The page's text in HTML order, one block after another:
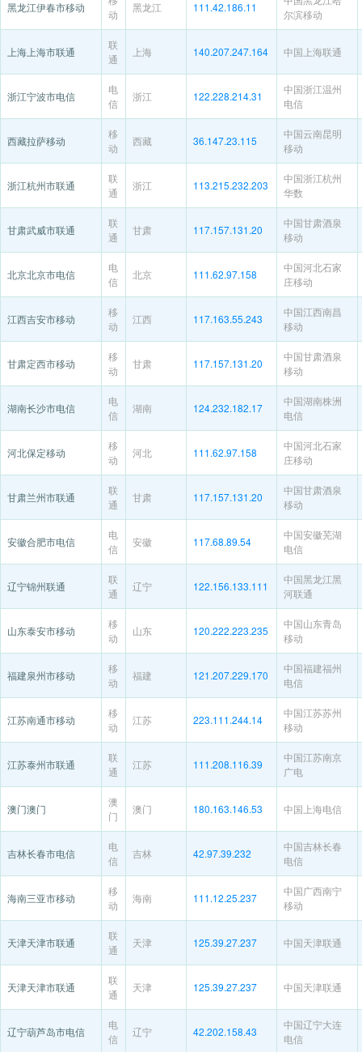
黑龙江伊春市移动
动
黑龙江 111.42.186.11
尔滨移动
上海上海市联通
联
通
上海 140.207.247.164 中国上海联通
浙江宁波市电信
电
信
浙江 122.228.214.31
中国浙江温州
电信
西藏拉萨移动
移
动
西藏 36.147.23.115
中国云南昆明
移动
浙江杭州市联通
联
通
浙江 113.215.232.203
中国浙江杭州
华数
甘肃武威市联通
联
通
甘肃 117.157.131.20
中国甘肃酒泉
移动
北京北京市电信
电
信
北京 111.62.97.158
中国河北石家
庄移动
江西吉安市移动
移
动
江西 117.163.55.243
中国江西南昌
移动
甘肃定西市移动
移
动
甘肃 117.157.131.20
中国甘肃酒泉
移动
湖南长沙市电信
电
信
湖南 124.232.182.17
中国湖南株洲
电信
河北保定移动
移
动
河北 111.62.97.158
中国河北石家
庄移动
甘肃兰州市联通
联
通
甘肃 117.157.131.20
中国甘肃酒泉
移动
安徽合肥市电信
电
信
安徽 117.68.89.54
中国安徽芜湖
电信
辽宁锦州联通
联
通
辽宁 122.156.133.111
中国黑龙江黑
河联通
山东泰安市移动
移
动
山东 120.222.223.235
中国山东青岛
移动
福建泉州市移动
移
动
福建 121.207.229.170
中国福建福州
电信
江苏南通市移动
移
动
江苏 223.111.244.14
中国江苏苏州
移动
江苏泰州市联通
联
通
江苏 111.208.116.39
中国江苏南京
广电
澳门澳门
澳
门
澳门 180.163.146.53 中国上海电信
吉林长春市电信
电
信
吉林 42.97.39.232
中国吉林长春
电信
海南三亚市移动
移
动
海南 111.12.25.237
中国广西南宁
移动
天津天津市联通
联
通
天津 125.39.27.237 中国天津联通
天津天津市联通
联
通
天津 125.39.27.237 中国天津联通
辽宁葫芦岛市电信
电
信
辽宁 42.202.158.43
中国辽宁大连
电信